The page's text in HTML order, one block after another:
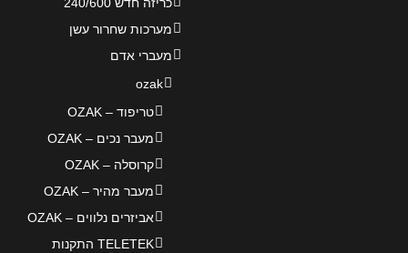
מערכות שחרור עשן
מעברי אדם
ozak
טריפוד – OZAK
מעבר נכים – OZAK
קרוסלה – OZAK
מעבר מהיר – OZAK
אביזרים נלווים – OZAK
TELETEK התקנות